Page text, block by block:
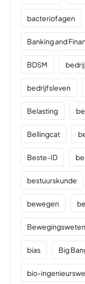
bacteriofagen
Banking and
BDSM
bedrijfsleven
Belasting
Bellingcat
Beste-ID
bestuurskunde
bewegen
bias Big
bio-